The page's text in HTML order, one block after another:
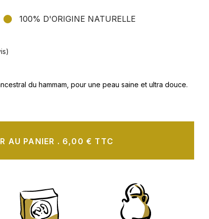
100% D'ORIGINE NATURELLE
du hammam, pour une peau saine et ultra douce.
AU PANIER . 6,00 € TTC